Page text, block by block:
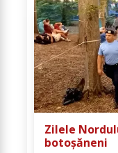
Zilele
botoșăneni